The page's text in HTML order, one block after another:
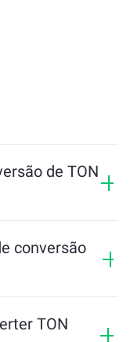
de TON
varia de acordo
e a demanda, e
conversão
de USDT que
TON